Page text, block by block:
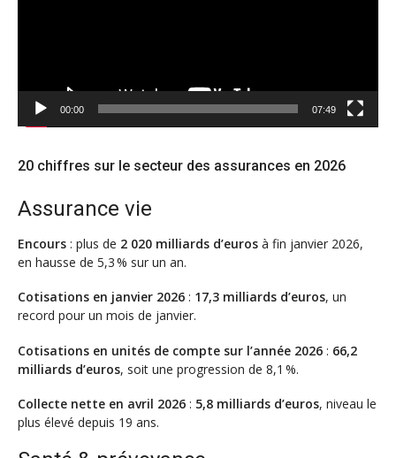
00:00 07:49
20 chiffres sur le secteur des assurances en 2026
Assurance vie
Encours : plus de 2 020 milliards d’euros à fin janvier 2026,
en hausse de 5,3 % sur un an.
Cotisations en janvier 2026 : 17,3 milliards d’euros, un
record pour un mois de janvier.
Cotisations en unités de compte sur l’année 2026 : 66,2
milliards d’euros, soit une progression de 8,1 %.
Collecte nette en avril 2026 : 5,8 milliards d’euros, niveau le
plus élevé depuis 19 ans.